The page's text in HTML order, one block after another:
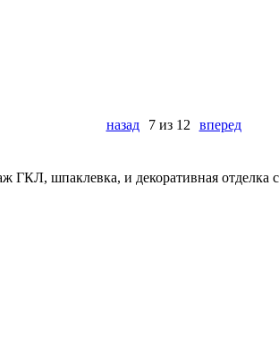
назад 7 из 12
вперед
шпаклевка, и декоративная отделка